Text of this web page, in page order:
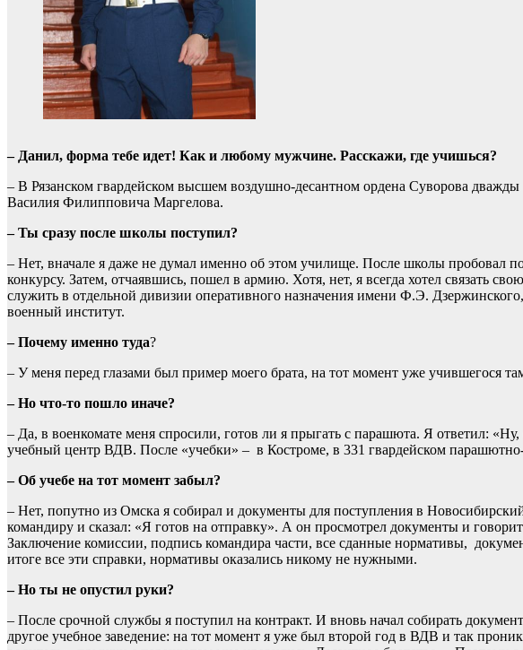
– Данил, форма тебе идет! Как и любому мужчине. Расскажи, где учишься?
– В Рязанском гвардейском высшем воздушно-десантном ордена Суворова
Василия Филипповича Маргелова.
– Ты сразу после школы поступил?
– Нет, вначале я даже не думал именно об этом училище. После школы пробовал
конкурсу. Затем, отчаявшись, пошел в армию. Хотя, нет, я всегда хотел связать
служить в отдельной дивизии оперативного назначения имени Ф.Э.
военный институт.
– Почему именно туда?
– У меня перед глазами был пример моего брата, на тот момент уже учившегося
– Но что-то пошло иначе?
– Да, в военкомате меня спросили, готов ли я прыгать с парашюта. Я ответил:
учебный центр ВДВ. После «учебки» – в Костроме, в 331 гвардейском
– Об учебе на тот момент забыл?
– Нет, попутно из Омска я собирал и документы для поступления в
командиру и сказал: «Я готов на отправку». А он просмотрел документы и
Заключение комиссии, подпись командира части, все сданные нормативы,
итоге все эти справки, нормативы оказались никому не нужными.
– Но ты не опустил руки?
– После срочной службы я поступил на контракт. И вновь начал собирать
другое учебное заведение: на тот момент я уже был второй год в ВДВ и так